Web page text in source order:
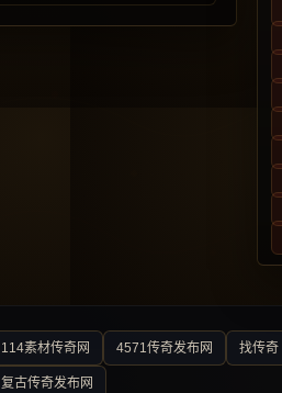
114素材传奇网 4571传奇发布网 找传奇
复古传奇发布网